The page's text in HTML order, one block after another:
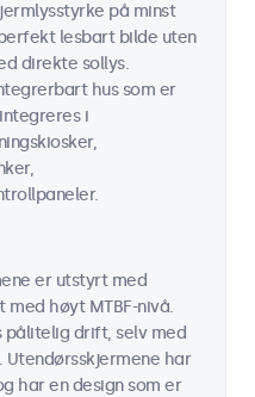
på minst
lesbart bilde uten
direkte sollys.
hus som er
i
er utstyrt med
høyt MTBF-nivå.
drift, selv med
Utendørsskjermene har
har en design som er